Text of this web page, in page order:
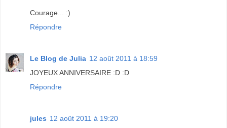
Courage... :)
Répondre
Le Blog de Julia 12 août 2011 à 18:59
JOYEUX ANNIVERSAIRE :D :D
Répondre
jules 12 août 2011 à 19:20